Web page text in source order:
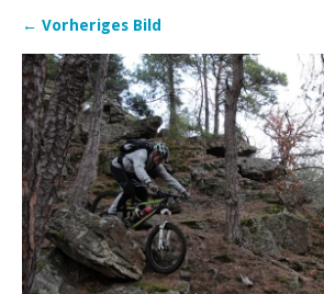
← Vorheriges Bild